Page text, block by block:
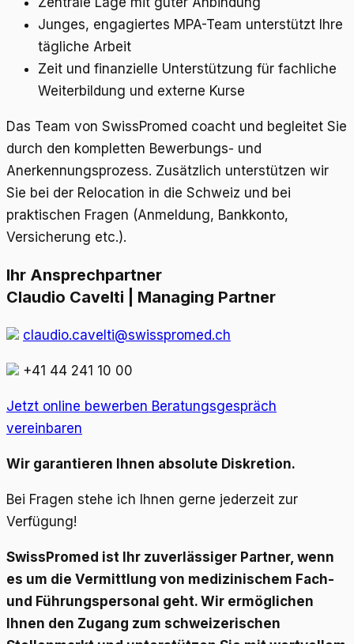
Junges, engagiertes MPA-Team unterstützt Ihre
tägliche Arbeit
Zeit und finanzielle Unterstützung für fachliche
Weiterbildung und externe Kurse
Das Team von SwissPromed coacht und begleitet Sie
durch den kompletten Bewerbungs- und
Anerkennungsprozess. Zusätzlich unterstützen wir
Sie bei der Relocation in die Schweiz und bei
praktischen Fragen (Anmeldung, Bankkonto,
Versicherung etc.).
Ihr Ansprechpartner
Claudio Cavelti | Managing Partner
claudio.cavelti@swisspromed.ch
+41 44 241 10 00
Jetzt online bewerben Beratungsgespräch
vereinbaren
Wir garantieren Ihnen absolute Diskretion.
Bei Fragen stehe ich Ihnen gerne jederzeit zur
Verfügung!
SwissPromed ist Ihr zuverlässiger Partner, wenn
es um die Vermittlung von medizinischem Fach-
und Führungspersonal geht. Wir ermöglichen
Ihnen den Zugang zum schweizerischen